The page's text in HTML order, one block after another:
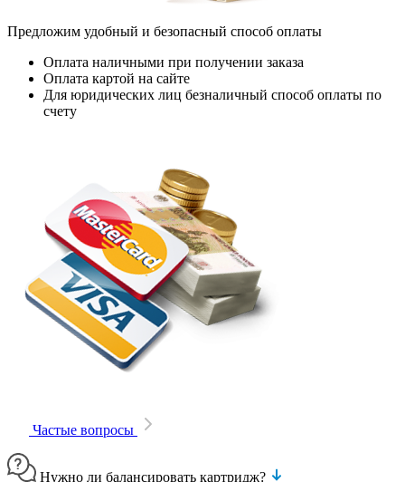
Предложим удобный и безопасный способ оплаты
Оплата наличными при получении заказа
Оплата картой на сайте
Для юридических лиц безналичный способ оплаты по
счету
Частые вопросы
Нужно ли балансировать картридж?